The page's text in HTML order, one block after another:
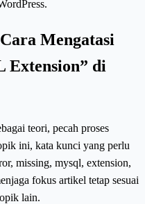
Mengatasi
Extension” di
teori, pecah proses
ini, kata kunci yang perlu
missing, mysql, extension,
fokus artikel tetap sesuai
lain.